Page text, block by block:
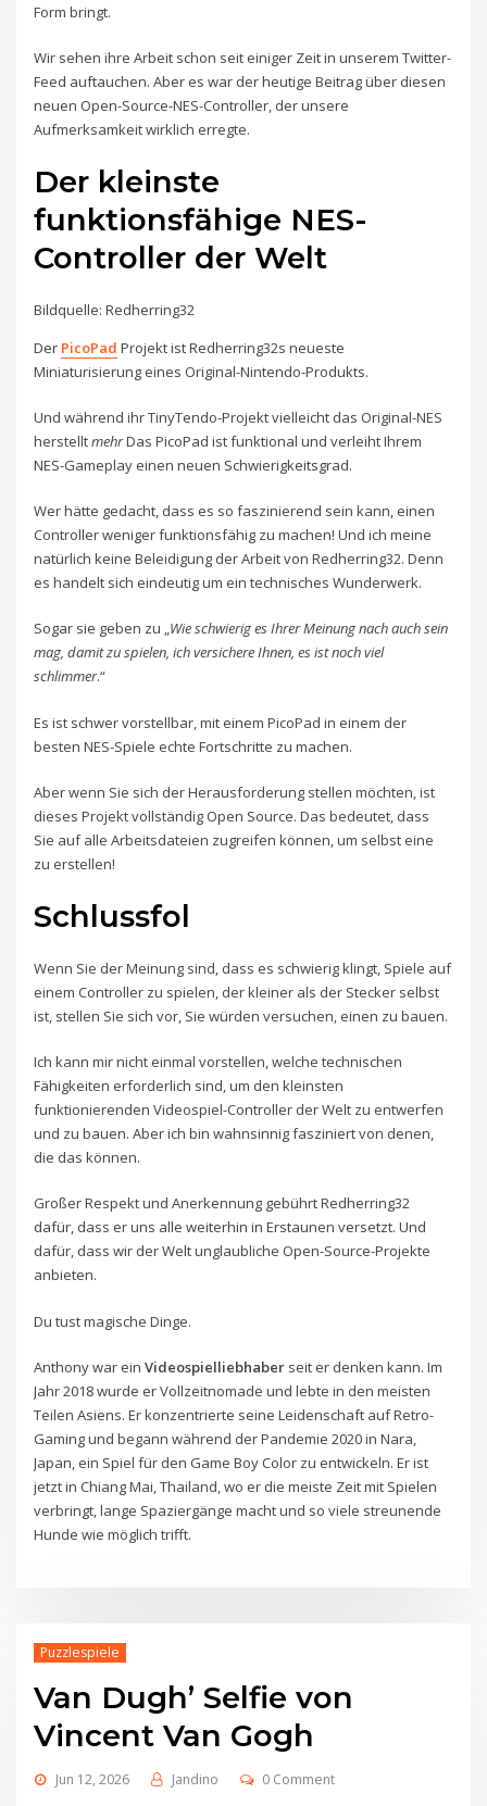
Form bringt.
Wir sehen ihre Arbeit schon seit einiger Zeit in unserem Twitter-
Feed auftauchen. Aber es war der heutige Beitrag über diesen
neuen Open-Source-NES-Controller, der unsere
Aufmerksamkeit wirklich erregte.
Der kleinste
funktionsfähige NES-
Controller der Welt
Bildquelle: Redherring32
Der PicoPad Projekt ist Redherring32s neueste
Miniaturisierung eines Original-Nintendo-Produkts.
Und während ihr TinyTendo-Projekt vielleicht das Original-NES
herstelltmehrDas PicoPad ist funktional und verleiht Ihrem
NES-Gameplay einen neuen Schwierigkeitsgrad.
Wer hätte gedacht, dass es so faszinierend sein kann, einen
Controller weniger funktionsfähig zu machen! Und ich meine
natürlich keine Beleidigung der Arbeit von Redherring32. Denn
es handelt sich eindeutig um ein technisches Wunderwerk.
Sogar sie geben zu „Wie schwierig es Ihrer Meinung nach auch sein
mag, damit zu spielen, ich versichere Ihnen, es ist noch viel
schlimmer.“
Es ist schwer vorstellbar, mit einem PicoPad in einem der
besten NES-Spiele echte Fortschritte zu machen.
Aber wenn Sie sich der Herausforderung stellen möchten, ist
dieses Projekt vollständig Open Source. Das bedeutet, dass
Sie auf alle Arbeitsdateien zugreifen können, um selbst eine
zu erstellen!
Schlussfol
Wenn Sie der Meinung sind, dass es schwierig klingt, Spiele auf
einem Controller zu spielen, der kleiner als der Stecker selbst
ist, stellen Sie sich vor, Sie würden versuchen, einen zu bauen.
Ich kann mir nicht einmal vorstellen, welche technischen
Fähigkeiten erforderlich sind, um den kleinsten
funktionierenden Videospiel-Controller der Welt zu entwerfen
und zu bauen. Aber ich bin wahnsinnig fasziniert von denen,
die das können.
Großer Respekt und Anerkennung gebührt Redherring32
dafür, dass er uns alle weiterhin in Erstaunen versetzt. Und
dafür, dass wir der Welt unglaubliche Open-Source-Projekte
anbieten.
Du tust magische Dinge.
Anthony war einVideospielliebhaber seit er denken kann. Im
Jahr 2018 wurde er Vollzeitnomade und lebte in den meisten
Teilen Asiens. Er konzentrierte seine Leidenschaft auf Retro-
Gaming und begann während der Pandemie 2020 in Nara,
Japan, ein Spiel für den Game Boy Color zu entwickeln. Er ist
jetzt in Chiang Mai, Thailand, wo er die meiste Zeit mit Spielen
verbringt, lange Spaziergänge macht und so viele streunende
Hunde wie möglich trifft.
Puzzlespiele
Van Dugh’ Selfie von
Vincent Van Gogh
Jun 12, 2026 Jandino 0 Comment